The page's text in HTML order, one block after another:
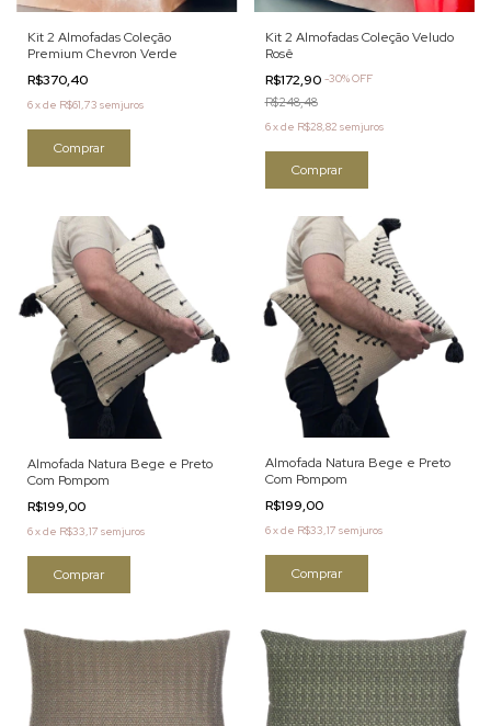
Kit 2 Almofadas Coleção
Premium Chevron Verde
R$370,40
6xde R$61,73 sem juros
Comprar
Kit 2 Almofadas Coleção Veludo
Rosê
R$172,90 -30%OFF
R$248,48
6xde R$28,82 sem juros
Comprar
Almofada Natura Bege e Preto
Com Pompom
R$199,00
6xde R$33,17 sem juros
Almofada Natura Bege e Preto
Com Pompom
R$199,00
6xde R$33,17 sem juros